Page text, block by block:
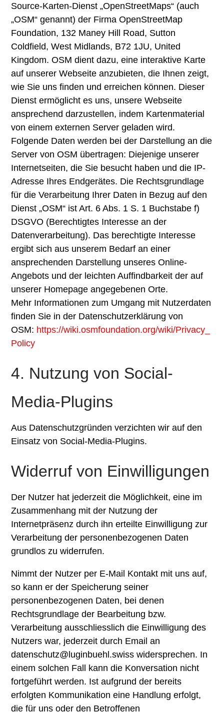
Source-Karten-Dienst „OpenStreetMaps“ (auch
„OSM“ genannt) der Firma OpenStreetMap
Foundation, 132 Maney Hill Road, Sutton
Coldfield, West Midlands, B72 1JU, United
Kingdom. OSM dient dazu, eine interaktive Karte
auf unserer Webseite anzubieten, die Ihnen zeigt,
wie Sie uns finden und erreichen können. Dieser
Dienst ermöglicht es uns, unsere Webseite
ansprechend darzustellen, indem Kartenmaterial
von einem externen Server geladen wird.
Folgende Daten werden bei der Darstellung an die
Server von OSM übertragen: Diejenige unserer
Internetseiten, die Sie besucht haben und die IP-
Adresse Ihres Endgerätes. Die Rechtsgrundlage
für die Verarbeitung Ihrer Daten in Bezug auf den
Dienst „OSM“ ist Art. 6 Abs. 1 S. 1 Buchstabe f)
DSGVO (Berechtigtes Interesse an der
Datenverarbeitung). Das berechtigte Interesse
ergibt sich aus unserem Bedarf an einer
ansprechenden Darstellung unseres Online-
Angebots und der leichten Auffindbarkeit der auf
unserer Homepage angegebenen Orte.
Mehr Informationen zum Umgang mit Nutzerdaten
finden Sie in der Datenschutzerklärung von
OSM: https://wiki.osmfoundation.org/wiki/Privacy_
Policy
4. Nutzung von Social-
Media-Plugins
Aus Datenschutzgründen verzichten wir auf den
Einsatz von Social-Media-Plugins.
Widerruf von Einwilligungen
Der Nutzer hat jederzeit die Möglichkeit, eine im
Zusammenhang mit der Nutzung der
Internetpräsenz durch ihn erteilte Einwilligung zur
Verarbeitung der personenbezogenen Daten
grundlos zu widerrufen.
Nimmt der Nutzer per E-Mail Kontakt mit uns auf,
so kann er der Speicherung seiner
personenbezogenen Daten, bei denen
Rechtsgrundlage der Bearbeitung bzw.
Verarbeitung ausschliesslich die Einwilligung des
Nutzers war, jederzeit durch Email an
datenschutz@luginbuehl.swiss widersprechen. In
einem solchen Fall kann die Konversation nicht
fortgeführt werden. Ist aufgrund der bereits
erfolgten Kommunikation eine Handlung erfolgt,
die für uns oder den Betroffenen